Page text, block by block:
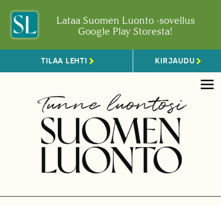
Lataa Suomen Luonto -sovellus
Google Play Storesta!
TILAA LEHTI KIRJAUDU